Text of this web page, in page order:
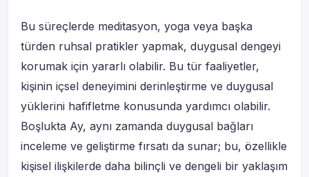
Bu süreçlerde meditasyon, yoga veya başka
türden ruhsal pratikler yapmak, duygusal dengeyi
korumak için yararlı olabilir. Bu tür faaliyetler,
kişinin içsel deneyimini derinleştirme ve duygusal
yüklerini hafifletme konusunda yardımcı olabilir.
Boşlukta Ay, aynı zamanda duygusal bağları
inceleme ve geliştirme fırsatı da sunar; bu, özellikle
kişisel ilişkilerde daha bilinçli ve dengeli bir yaklaşım